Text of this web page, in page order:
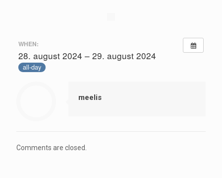
WHEN:
28. august 2024 – 29. august 2024
all-day
meelis
Comments are closed.